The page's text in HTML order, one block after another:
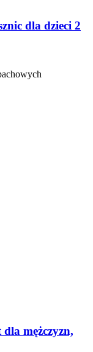
dla dzieci 2
mężczyzn,